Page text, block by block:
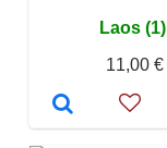
Laos (1)
11,00 €